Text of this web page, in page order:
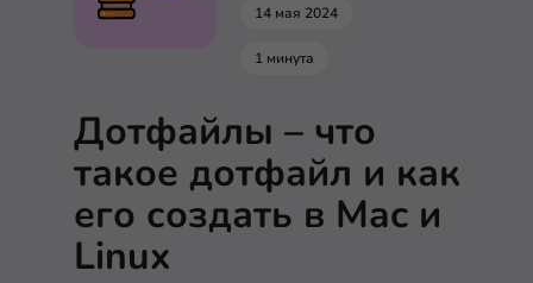
14 мая 2024
1 минута
Дотфайлы – что
такое дотфайл и как
его создать в Mac и
Linux